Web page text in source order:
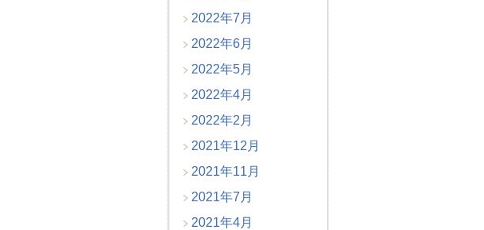
2022年7月
2022年6月
2022年5月
2022年4月
2022年2月
2021年12月
2021年11月
2021年7月
2021年4月